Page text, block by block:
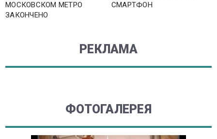
МОСКОВСКОМ МЕТРО
ЗАКОНЧЕНО
СМАРТФОН
РЕКЛАМА
ФОТОГАЛЕРЕЯ